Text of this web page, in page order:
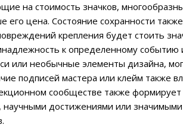
на стоимость значков,
его цена. Состояние сохранности
крепления будет стоить
к определенному событию
или необычные элементы дизайна,
подписей мастера или клейм также
сообществе также
научными достижениями или